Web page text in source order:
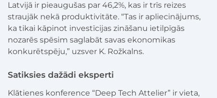
Latvijā ir pieaugušas par 46,2%, kas ir trīs reizes
straujāk nekā produktivitāte. “Tas ir apliecinājums,
ka tikai kāpinot investīcijas zināšanu ietilpīgās
nozarēs spēsim saglabāt savas ekonomikas
konkurētspēju,” uzsver K. Rožkalns.
Satiksies dažādi eksperti
Klātienes konference “Deep Tech Attelier” ir vieta,